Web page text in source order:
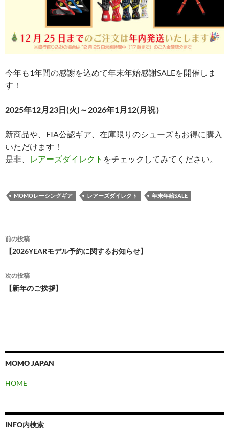
今年も1年間の感謝を込めて年末年始感謝SALEを開催しま
す！
2025年12月23日(火)～2026年1月12(月祝）
新商品や、FIA公認ギア、在庫限りのシューズもお得に購入
いただけます！
是非、
レアーズダイレクト をチェックしてみてください。
MOMOレーシングギア レアーズダイレクト 年末年始SALE
投
稿
ナ
ビ
ー
ョ
ン
前の投稿
【2026YEARモデル予約に関するお知らせ】
次の投稿
【新年のご挨拶】
MOMO JAPAN
HOME
INFO内検索